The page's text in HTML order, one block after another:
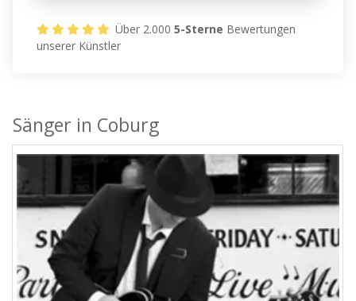
Über 2.0005-Sterne Bewertungen
unserer Künstler
Sänger in Coburg